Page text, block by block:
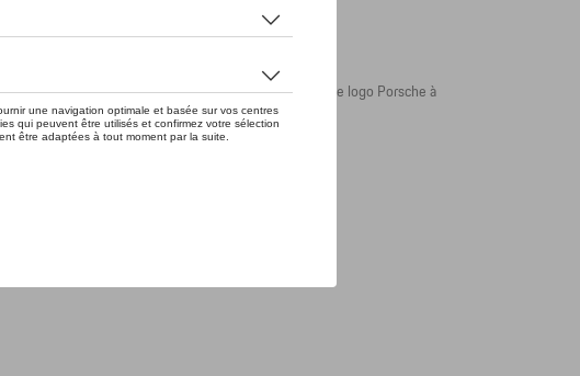
en poudre noir résistant. La tasse thermos porte le logo Porsche à
au froid.